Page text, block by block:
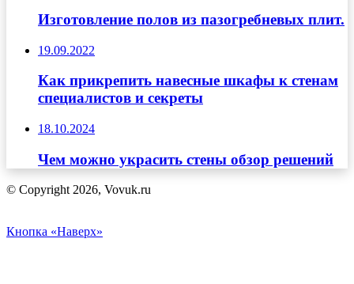
Изготовление полов из пазогребневых плит.
19.09.2022
Как прикрепить навесные шкафы к стенам
специалистов и секреты
18.10.2024
Чем можно украсить стены обзор решений
© Copyright 2026, Vovuk.ru
Кнопка «Наверх»